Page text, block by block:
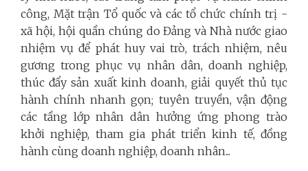
công, Mặt trận Tổ quốc và các tổ chức chính trị -
xã hội, hội quần chúng do Đảng và Nhà nước giao
nhiệm vụ để phát huy vai trò, trách nhiệm, nêu
gương trong phục vụ nhân dân, doanh nghiệp,
thúc đẩy sản xuất kinh doanh, giải quyết thủ tục
hành chính nhanh gọn; tuyên truyền, vận động
các tầng lớp nhân dân hưởng ứng phong trào
khởi nghiệp, tham gia phát triển kinh tế, đồng
hành cùng doanh nghiệp, doanh nhân...